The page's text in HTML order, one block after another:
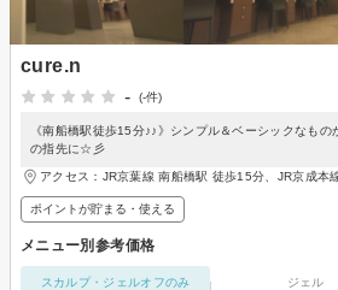
cure.n
-
(-件)
《南船橋駅徒歩15分♪♪》シンプル＆ベーシックなも
の指先に☆彡
アクセス：JR京葉線 南船橋駅 徒歩15分、JR京成
ポイントが貯まる・使える
メニュー別参考価格
スカルプ・ジェルオフのみ ジェル